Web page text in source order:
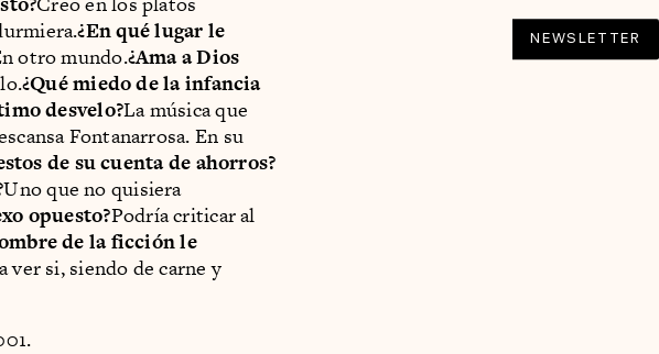
¿En qué lugar le
otro mundo.¿Ama a Dios
¿Qué miedo de la infancia
desvelo?La música que
Fontanarrosa. En su
de su cuenta de ahorros?
Uno que no quisiera
opuesto?Podría criticar al
de la ficción le
ver si, siendo de carne y
NEWSLETTER